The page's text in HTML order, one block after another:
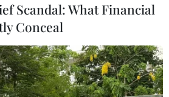
Scandal: What Financial
Conceal